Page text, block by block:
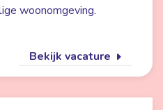
woonomgeving.
Bekijk vacature